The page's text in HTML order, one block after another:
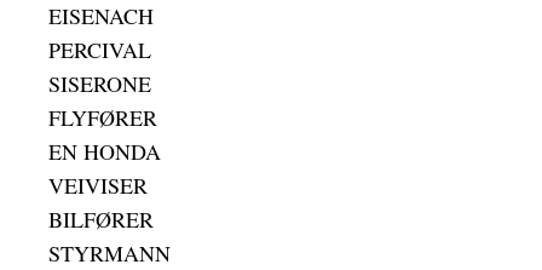
EISENACH
PERCIVAL
SISERONE
FLYFØRER
EN HONDA
VEIVISER
BILFØRER
STYRMANN